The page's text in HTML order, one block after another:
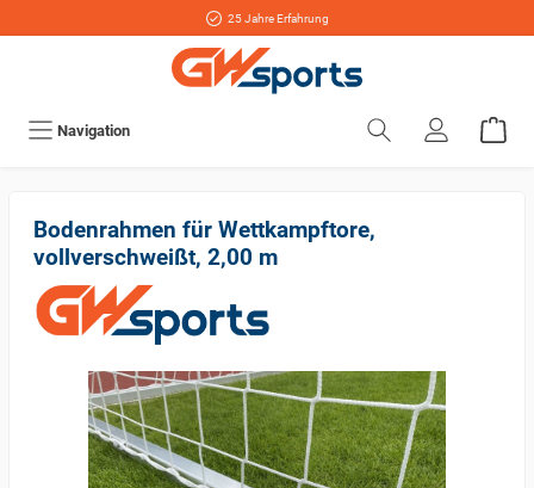
25 Jahre Erfahrung
Navigation
Bodenrahmen für Wettkampftore,
vollverschweißt, 2,00 m